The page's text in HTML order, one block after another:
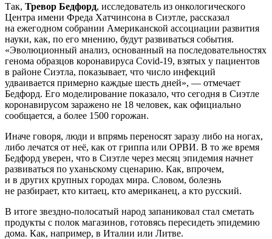
Так, Тревор Бедфорд, исследователь из онкологического
Центра имени Фреда Хатчинсона в Сиэтле, рассказал
на ежегодном собрании Американской ассоциации развития
науки, как, по его мнению, будут развиваться события.
«Эволюционный анализ, основанный на последовательностях
генома образцов коронавируса Covid-19, взятых у пациентов
в районе Сиэтла, показывает, что число инфекций
удваивается примерно каждые шесть дней», — отмечает
Бедфорд. Его моделирование показало, что сегодня в Сиэтле
коронавирусом заражено не 18 человек, как официально
сообщается, а более 1500 горожан.
Иначе говоря, люди и впрямь переносят заразу либо на ногах,
либо лечатся от неё, как от гриппа или ОРВИ. В то же время
Бедфорд уверен, что в Сиэтле через месяц эпидемия начнет
развиваться по уханьскому сценарию. Как, впрочем,
и в других крупных городах мира. Словом, болезнь
не разбирает, кто китаец, кто американец, а кто русский.
В итоге звездно-полосатый народ запаниковал стал сметать
продукты с полок магазинов, готовясь пересидеть эпидемию
дома. Как, например, в Италии или Литве.